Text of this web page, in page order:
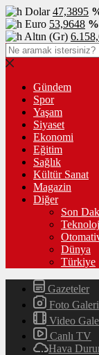
Dolar47,3895
Euro 53,9648
Altın (Gr)
Gündem
Spor
Yaşam
Siyaset
Ekonomi
Eğitim
Sağlık
Kültür Sanat
Magazin
Diğer
Son
Dünya
Türkiye
Gazeteler
Foto Galeri
Video
Canlı TV
Hava